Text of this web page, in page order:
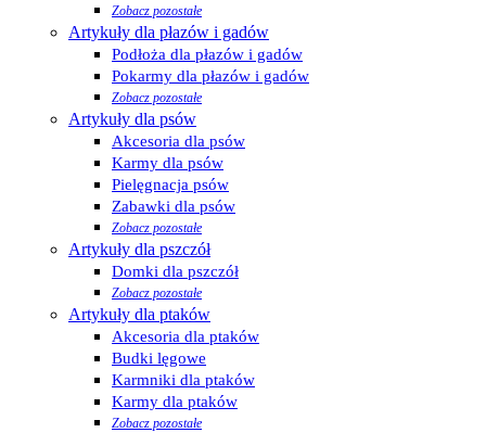
Zobacz pozostałe
Artykuły dla płazów i gadów
Podłoża dla płazów i gadów
Pokarmy dla płazów i gadów
Zobacz pozostałe
Artykuły dla psów
Akcesoria dla psów
Karmy dla psów
Pielęgnacja psów
Zabawki dla psów
Zobacz pozostałe
Artykuły dla pszczół
Domki dla pszczół
Zobacz pozostałe
Artykuły dla ptaków
Akcesoria dla ptaków
Budki lęgowe
Karmniki dla ptaków
Karmy dla ptaków
Zobacz pozostałe